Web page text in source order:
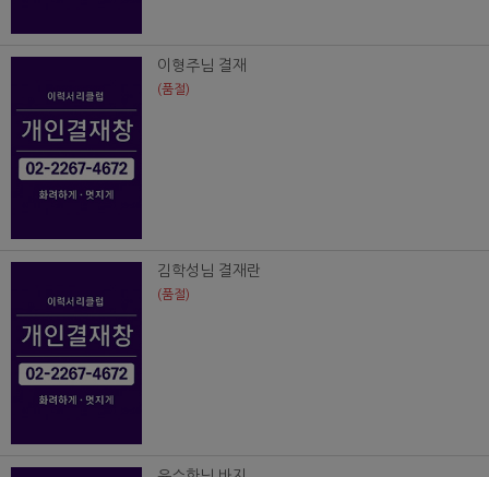
이형주님 결재
(품절)
김학성님 결재란
(품절)